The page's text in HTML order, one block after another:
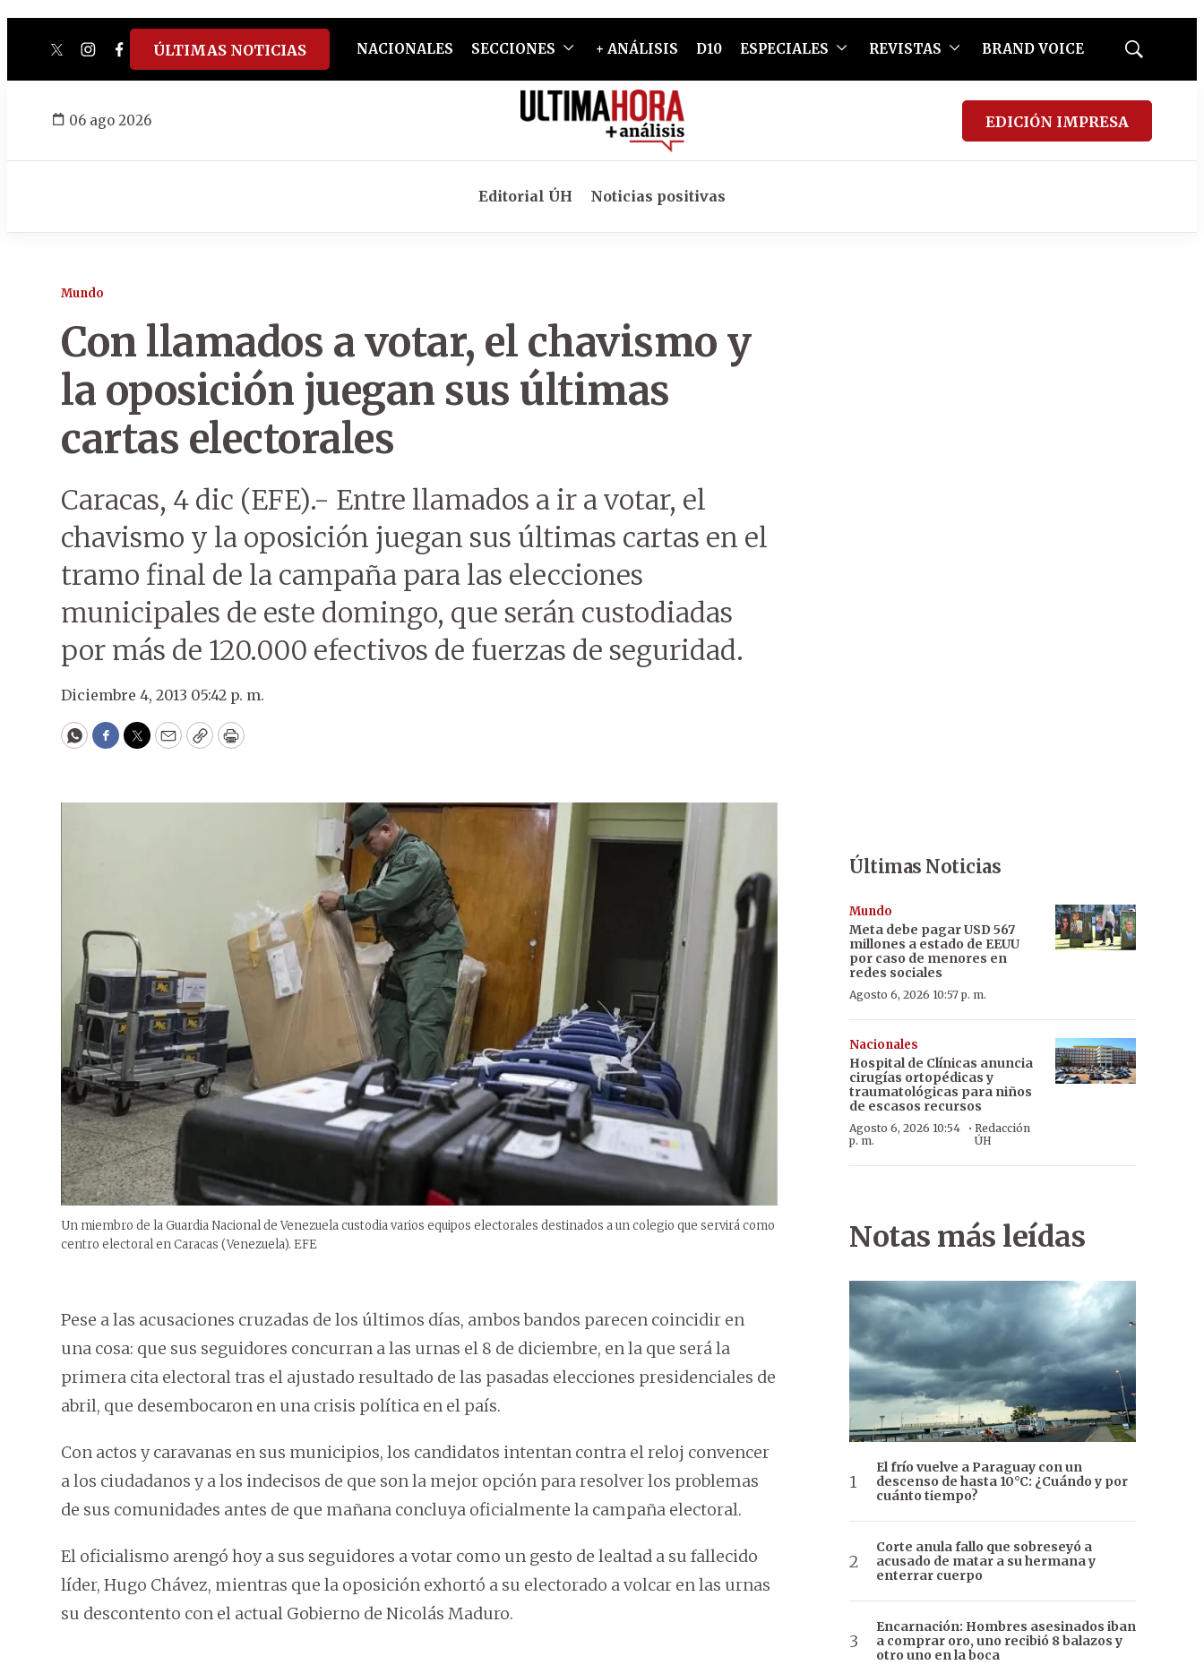
twitterinstagram
facebook
tiktokyoutube
spotify
ÚLTIMAS NOTICIAS NACIONALES SECCIONES + ANÁLISIS D10 ESPECIALES REVISTAS BRAND VOICE
Mostrar
06 ago 2026 EDICIÓN IMPRESA
Editorial ÚH Noticias positivas
Mundo
Con llamados a votar, el chavismo y
la oposición juegan sus últimas
cartas electorales
Caracas, 4 dic (EFE).- Entre llamados a ir a votar, el
chavismo y la oposición juegan sus últimas cartas en el
tramo final de la campaña para las elecciones
municipales de este domingo, que serán custodiadas
por más de 120.000 efectivos de fuerzas de seguridad.
Diciembre 4, 2013 05:42 p. m.
WhatsApp
Facebook
Twitter
EmailCopyPrint
Un miembro de la Guardia Nacional de Venezuela custodia varios equipos electorales destinados a un colegio que servirá como
centro electoral en Caracas (Venezuela). EFE
Pese a las acusaciones cruzadas de los últimos días, ambos bandos parecen coincidir en
una cosa: que sus seguidores concurran a las urnas el 8 de diciembre, en la que será la
primera cita electoral tras el ajustado resultado de las pasadas elecciones presidenciales de
abril, que desembocaron en una crisis política en el país.
Con actos y caravanas en sus municipios, los candidatos intentan contra el reloj convencer
a los ciudadanos y a los indecisos de que son la mejor opción para resolver los problemas
de sus comunidades antes de que mañana concluya oficialmente la campaña electoral.
El oficialismo arengó hoy a sus seguidores a votar como un gesto de lealtad a su fallecido
líder, Hugo Chávez, mientras que la oposición exhortó a su electorado a volcar en las urnas
su descontento con el actual Gobierno de Nicolás Maduro.
Últimas Noticias
Mundo
Meta debe pagar USD 567
millones a estado de EEUU
por caso de menores en
redes sociales
Agosto 6, 2026 10:57 p. m.
Nacionales
Hospital de Clínicas anuncia
cirugías ortopédicas y
traumatológicas para niños
de escasos recursos
Agosto 6, 2026 10:54
p. m.
· Redacción
ÚH
Notas más leídas
El frío vuelve a Paraguay con un
descenso de hasta 10°C: ¿Cuándo y por
cuánto tiempo?
Corte anula fallo que sobreseyó a
acusado de matar a su hermana y
enterrar cuerpo
Encarnación: Hombres asesinados iban
a comprar oro, uno recibió 8 balazos y
otro uno en la boca